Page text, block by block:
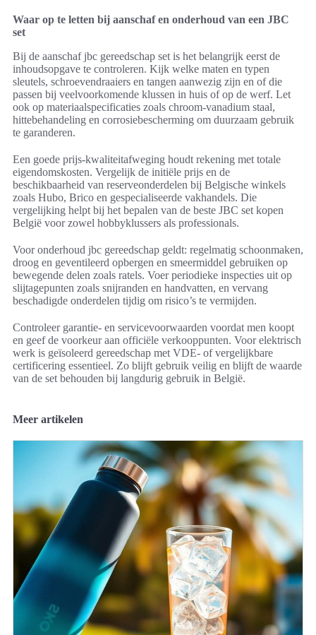
Waar op te letten bij aanschaf en onderhoud van een JBC
set
Bij de aanschaf jbc gereedschap set is het belangrijk eerst de
inhoudsopgave te controleren. Kijk welke maten en typen
sleutels, schroevendraaiers en tangen aanwezig zijn en of die
passen bij veelvoorkomende klussen in huis of op de werf. Let
ook op materiaalspecificaties zoals chroom-vanadium staal,
hittebehandeling en corrosiebescherming om duurzaam gebruik
te garanderen.
Een goede prijs-kwaliteitafweging houdt rekening met totale
eigendomskosten. Vergelijk de initiële prijs en de
beschikbaarheid van reserveonderdelen bij Belgische winkels
zoals Hubo, Brico en gespecialiseerde vakhandels. Die
vergelijking helpt bij het bepalen van de beste JBC set kopen
België voor zowel hobbyklussers als professionals.
Voor onderhoud jbc gereedschap geldt: regelmatig schoonmaken,
droog en geventileerd opbergen en smeermiddel gebruiken op
bewegende delen zoals ratels. Voer periodieke inspecties uit op
slijtagepunten zoals snijranden en handvatten, en vervang
beschadigde onderdelen tijdig om risico’s te vermijden.
Controleer garantie- en servicevoorwaarden voordat men koopt
en geef de voorkeur aan officiële verkooppunten. Voor elektrisch
werk is geïsoleerd gereedschap met VDE- of vergelijkbare
certificering essentieel. Zo blijft gebruik veilig en blijft de waarde
van de set behouden bij langdurig gebruik in België.
Meer artikelen